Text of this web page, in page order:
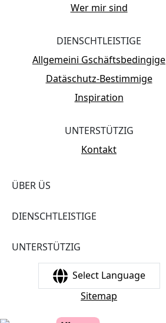
Wer mir sind
DIENSCHTLEISTIGE
Allgemeini Gschäftsbedingige
Datäschutz-Bestimmige
Inspiration
UNTERSTÜTZIG
Kontakt
ÜBER ÜS
DIENSCHTLEISTIGE
UNTERSTÜTZIG
Select Language
Sitemap